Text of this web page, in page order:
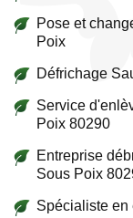
Pose et
Poix
Défrichage
Service
Poix 80290
Entreprise
Sous Poix
Spécialiste en